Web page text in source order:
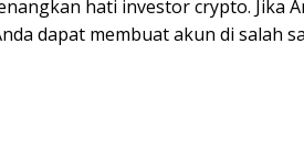
hati investor crypto. Jika
dapat membuat akun di salah